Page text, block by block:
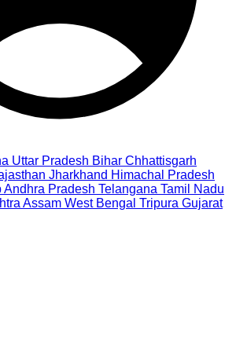
Uttar Pradesh Bihar Chhattisgarh
Jharkhand Himachal Pradesh
Andhra Pradesh Telangana Tamil Nadu
Assam West Bengal Tripura Gujarat